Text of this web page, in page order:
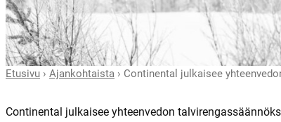
Etusivu › Ajankohtaista › Continental julkaisee
Continental julkaisee yhteenvedon